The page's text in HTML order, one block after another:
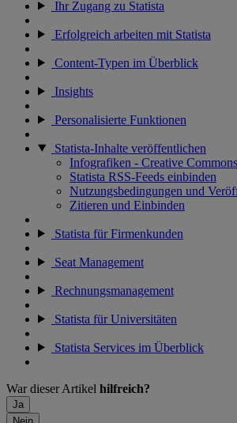
Ihr Zugang zu Statista
Erfolgreich arbeiten mit Statista
Content-Typen im Überblick
Insights
Personalisierte Funktionen
Statista-Inhalte veröffentlichen
Infografiken - Creative Commons
Statista RSS-Feeds einbinden
Nutzungsbedingungen und
Zitieren und Einbinden
Statista für Firmenkunden
Seat Management
Rechnungsmanagement
Statista für Universitäten
Statista Services im Überblick
War dieser Artikel hilfreich?
Ja